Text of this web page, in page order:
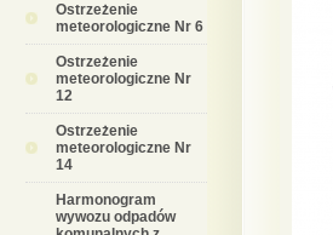
Ostrzeżenie
meteorologiczne Nr 6
Ostrzeżenie
meteorologiczne Nr
12
Ostrzeżenie
meteorologiczne Nr
14
Harmonogram
wywozu odpadów